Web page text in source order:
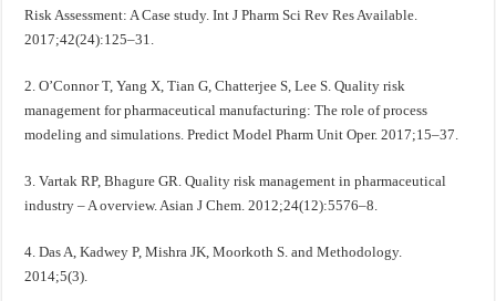
Risk Assessment: A Case study. Int J Pharm Sci Rev Res Available.
2017;42(24):125–31.
2. O’Connor T, Yang X, Tian G, Chatterjee S, Lee S. Quality risk
management for pharmaceutical manufacturing: The role of process
modeling and simulations. Predict Model Pharm Unit Oper. 2017;15–37.
3. Vartak RP, Bhagure GR. Quality risk management in pharmaceutical
industry – A overview. Asian J Chem. 2012;24(12):5576–8.
4. Das A, Kadwey P, Mishra JK, Moorkoth S. and Methodology.
2014;5(3).